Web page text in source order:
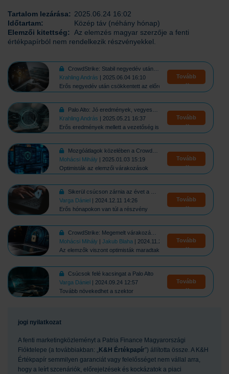
Tartalom lezárása: 2025.06.24 16:02
Időtartam:
Közép táv (néhány hónap)
Elemzői kitettség:
Az elemzés magyar szerzője a fenti
értékpapírból nem rendelkezik részvényekkel.
CrowdStrike: Stabil negyedév után visszafogott kilátások
Krahling András | 2025.06.04 16:10
Erős negyedév után csökkentett az előrejelzésein a vezetőség
Tovább
Palo Alto: Jó eredmények, vegyes fogadtatás
Krahling András | 2025.05.21 16:37
Erős eredmények mellett a vezetőség is emelt a várakozásain
Tovább
Mozgóátlagok közelében a CrowdStrike
Mohácsi Mihály | 2025.01.03 15:19
Optimisták az elemzői várakozások
Tovább
Sikerül csúcson zárnia az évet a Palo Altonak?
Varga Dániel | 2024.12.11 14:26
Erős hónapokon van túl a részvény
Tovább
CrowdStrike: Megemelt várakozások ellenére esett a részvény
Mohácsi Mihály |Jakub Blaha | 2024.11.27 14:56
Az elemzők viszont optimisták maradtak
Tovább
Csúcsok felé kacsingat a Palo Alto
Varga Dániel | 2024.09.24 12:57
Tovább növekedhet a szektor
Tovább
jogi nyilatkozat
A fenti marketingközleményt a Patria Finance Magyarországi
Fióktelepe (a továbbiakban: „K&H Értékpapír”) állította össze. A K&H
Értékpapír semmilyen garanciát vagy felelősséget nem vállal arra,
hogy a leírt szcenáriók, előrejelzések és kockázatok a piaci